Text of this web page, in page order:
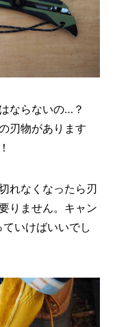
ならないの…？
刃物があります
れなくなったら刃
りません。キャン
いけばいいでし